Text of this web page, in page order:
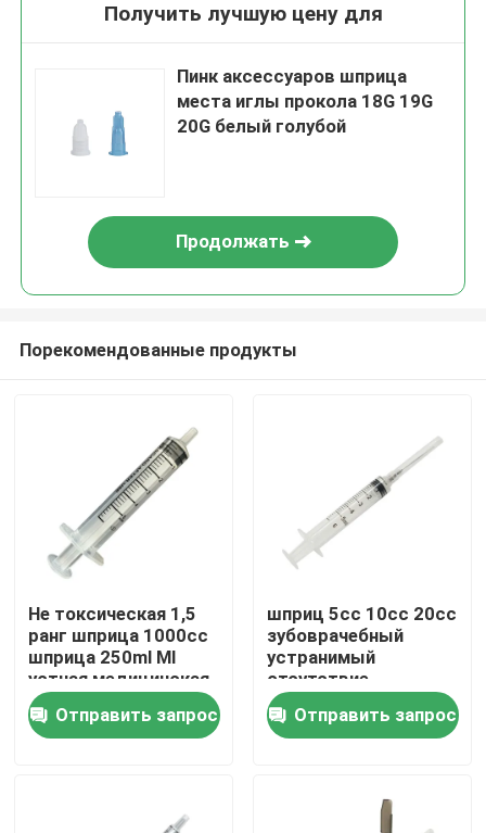
Главная страница
Получить лучшую цену для
Пинк аксессуаров шприца
места иглы прокола 18G 19G
20G белый голубой
Продолжать
Порекомендованные продукты
Не токсическая 1,5
ранг шприца 1000cc
шприца 250ml Ml
устная медицинская
Отправить запрос
шприц 5cc 10cc 20cc
зубоврачебный
устранимый
отсутствие
аксессуаров шприца
иглыОтправить запрос